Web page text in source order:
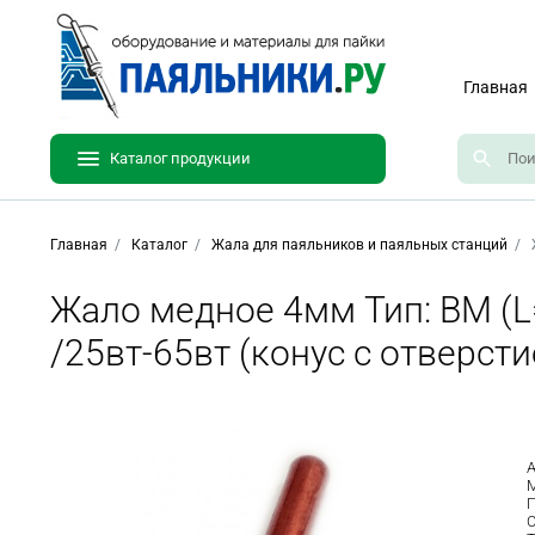
Главная
Каталог продукции
Главная Каталог Жала для паяльников и паяльных станций
Жало медное 4мм Тип: BM
/25вт-65вт (конус с